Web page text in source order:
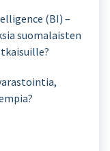
(BI) –
suomalaisten